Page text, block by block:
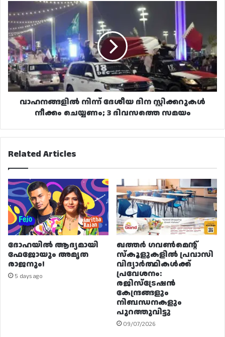
വാഹനങ്ങളിൽ
നിന്ന്
ദേശീയ
ദിന
സ്റ്റിക്കറുകൾ
നീക്കം
ചെയ്യണം;
3
ദിവസത്തെ
സമയംവാഹനങ്ങളിൽ നിന്ന് ദേശീയ ദിന സ്റ്റിക്കറുകൾ
നീക്കം ചെയ്യണം; 3 ദിവസത്തെ സമയം
Related Articles
ദോഹയിൽ ആദ്യമായി
ഫേജോയും അമൃത
രാജനും!
5 days ago
ഖത്തർ ഗവൺമെന്റ്
സ്കൂളുകളിൽ പ്രവാസി
വിദ്യാർത്ഥികൾക്ക്
പ്രവേശനം:
രജിസ്ട്രേഷൻ
കേന്ദ്രങ്ങളും
നിബന്ധനകളും
പുറത്തുവിട്ടു
09/07/2026